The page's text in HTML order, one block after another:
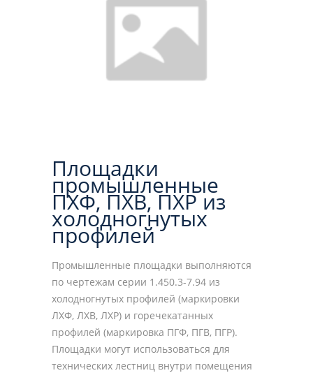
Площадки
промышленные
ПХФ, ПХВ, ПХР из
холодногнутых
профилей
Промышленные площадки выполняются
по чертежам серии 1.450.3-7.94 из
холодногнутых профилей (маркировки
ЛХФ, ЛХВ, ЛХР) и горечекатанных
профилей (маркировка ПГФ, ПГВ, ПГР).
Площадки могут использоваться для
технических лестниц внутри помещения